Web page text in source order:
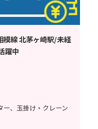
模線 北茅ヶ崎駅/未経
躍中
、玉掛け・クレーン